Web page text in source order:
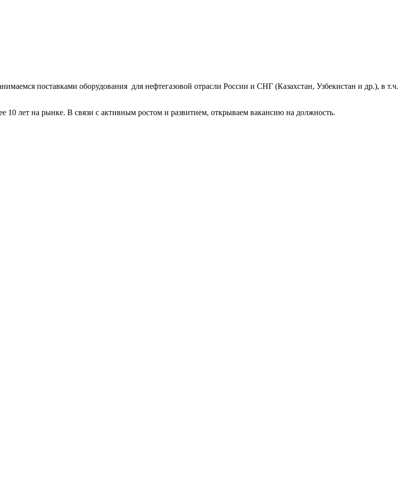
поставками оборудования для нефтегазовой отрасли России и СНГ (Казахстан, Узбекистан и др.), в т.ч.
10 лет на рынке. В связи с активным ростом и развитием, открываем вакансию на должность.